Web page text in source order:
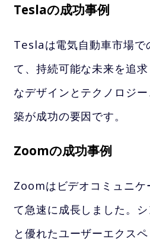
Teslaの成功事例
Teslaは電気自動車市場で
て、持続可能な未来を追
なデザインとテクノロジ
築が成功の要因です。
Zoomの成功事例
Zoomはビデオコミュニケ
て急速に成長しました。
と優れたユーザーエクス